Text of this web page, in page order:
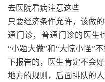
去医院看病注意这些
只要经济条件允许，该做
通门诊，普通门诊的医生
“小题大做”和“大惊小怪”
下报告的，医生肯定不会
地方的规则，后面排队的